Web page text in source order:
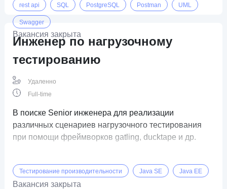
rest api SQL PostgreSQL Postman UML
Swagger
Вакансия закрыта
Инженер по нагрузочному
тестированию
Удаленно
Full-time
В поиске Senior инженера для реализации
различных сценариев нагрузочного тестирования
при помощи фреймворков gatling, ducktape и др.
Тестирование производительности Java SE Java EE
Вакансия закрыта